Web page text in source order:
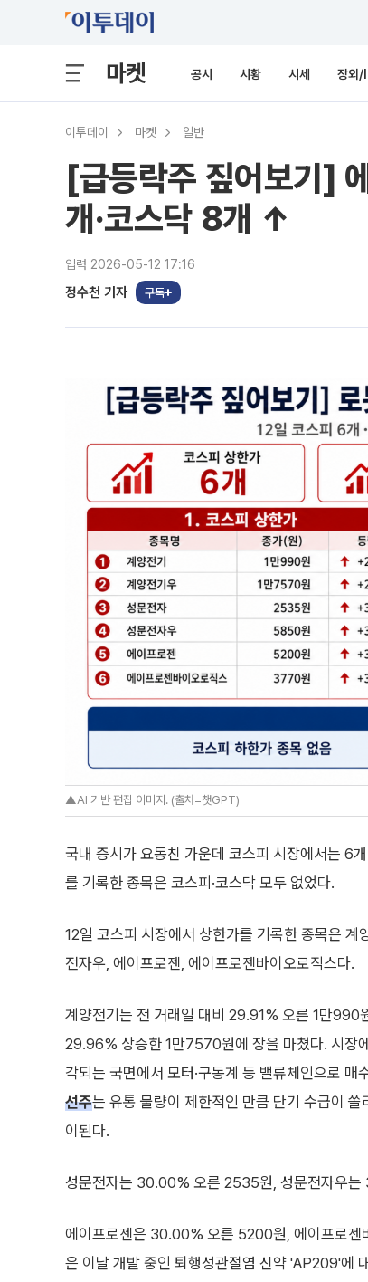
마켓 공시 시황 시세 장외/
이투데이 마켓 일반
[급등락주 짚어보기]
개·코스닥 8개 ↑
입력 2026-05-12 17:16
정수천 기자 구독
▲AI 기반 편집 이미지. (출처=챗GPT)
국내 증시가 요동친 가운데 코스피 시장에서는 6
를 기록한 종목은 코스피·코스닥 모두 없었다.
12일 코스피 시장에서 상한가를 기록한 종목은 계
전자우, 에이프로젠, 에이프로젠바이오로직스다.
계양전기는 전 거래일 대비 29.91% 오른 1만990
29.96% 상승한 1만7570원에 장을 마쳤다. 시장
각되는 국면에서 모터·구동계 등 밸류체인으로 매
선주는 유통 물량이 제한적인 만큼 단기 수급이
이된다.
성문전자는 30.00% 오른 2535원, 성문전자우
에이프로젠은 30.00% 오른 5200원, 에이프로
은 이날 개발 중인 퇴행성관절염 신약 'AP209'에